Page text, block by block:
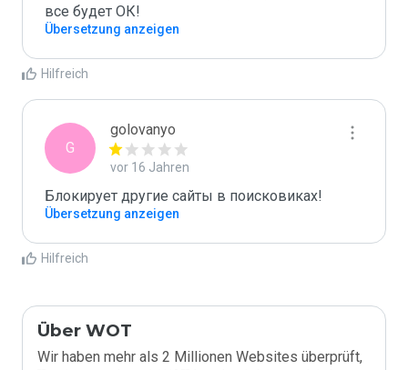
все будет ОК!
Übersetzung anzeigen
Hilfreich
G
golovanyo
vor 16 Jahren
Блокирует другие сайты в поисковиках!
Übersetzung anzeigen
Hilfreich
Über WOT
Wir haben mehr als 2 Millionen Websites überprüft,